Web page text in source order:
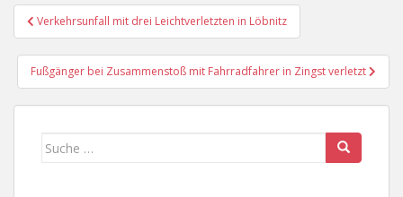
Beitragsnavigation
Verkehrsunfall mit drei Leichtverletzten in Löbnitz
Fußgänger bei Zusammenstoß mit Fahrradfahrer in Zingst verletzt
Suche